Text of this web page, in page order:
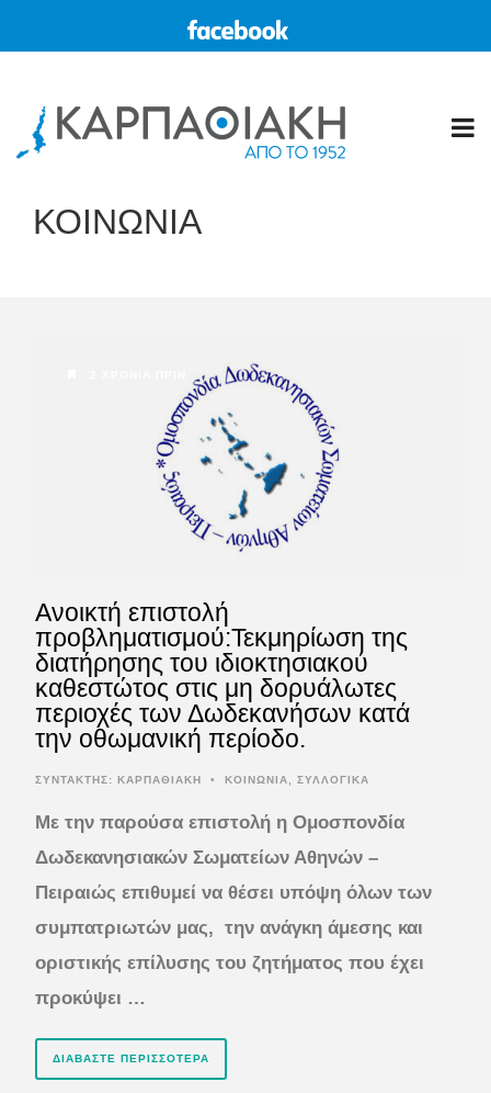
ΚΟΙΝΩΝΙΑ
Ανοικτή επιστολή
προβληματισμού:Τεκμηρίωση της
διατήρησης του ιδιοκτησιακού
καθεστώτος στις μη δορυάλωτες
περιοχές των Δωδεκανήσων κατά
την οθωμανική περίοδο.
ΣΥΝΤΆΚΤΗΣ: ΚΑΡΠΑΘΙΑΚΗ • ΚΟΙΝΩΝΙΑ, ΣΥΛΛΟΓΙΚΑ
Με την παρούσα επιστολή η Ομοσπονδία
Δωδεκανησιακών Σωματείων Αθηνών –
Πειραιώς επιθυμεί να θέσει υπόψη όλων των
συμπατριωτών μας, την ανάγκη άμεσης και
οριστικής επίλυσης του ζητήματος που έχει
προκύψει …
ΔΙΑΒΆΣΤΕ ΠΕΡΙΣΣΌΤΕΡΑ